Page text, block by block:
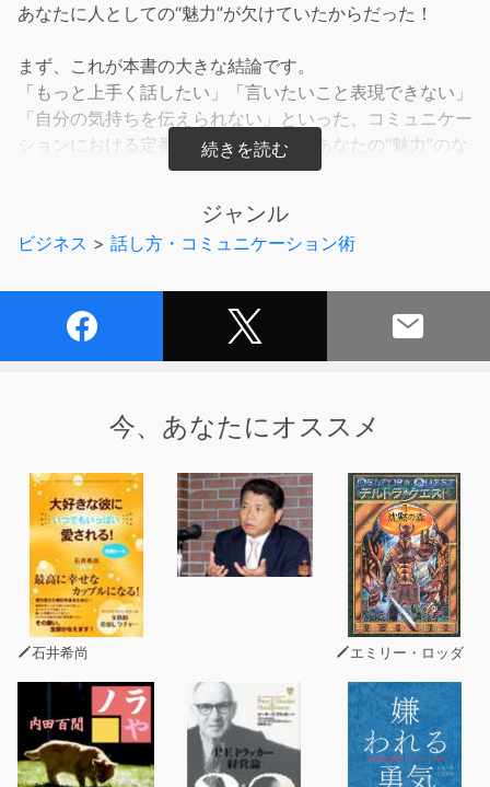
あなたに人としての“魅力”が欠けていたからだった！
まず、これが本書の大きな結論です。
「もっと上手く話したい」「言いたいこと表現できない」
「自分の気持ちを伝えられない」といった、コミュニケー
ションにおける定番の悩みは、すべてあなたの“魅力”のな
さに帰着します。もちろん、読者の皆さんを怒らせたいわ
いたいわけでもありません。
しかし、現在までの研究を総合すると、コミュニケーシ
り、どんなテクニックを使っても、私たちのコミュニケー
ションは改善されないという事実。
嫌な人間のメッセージなど、誰も聞きたくありません。
人としての魅力が基礎にないと、私たちは会話のスタート
ラインにすら立てないのです。
ただし、人としての“魅力”は努力で伸ばせる後天的なス
き、上記の３大要素を カバーし“魅力”を高める18のメソ
ッドを提案。
あなたのコミュニケーションの悩みを、根本的に解決し
ます。
ジャンル
ビジネス > 話し方・コミュニケーション術
今、あなたにオススメ
石井希尚 エミリー・ロッダ